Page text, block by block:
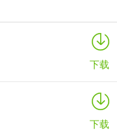
翘头车神(摩托翘头模拟游戏)
租借女友(恋爱模拟游戏)
下载
下载